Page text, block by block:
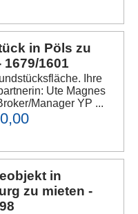
in Pöls zu
1679/1601
Ihre
Ute Magnes
Manager YP ...
in
zu mieten -